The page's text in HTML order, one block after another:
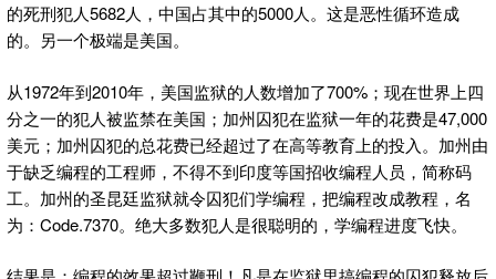
的死刑犯人5682人，中国占其中的5000人。这是恶性循环造成
的。另一个极端是美国。
从1972年到2010年，美国监狱的人数增加了700%；现在世界上四
分之一的犯人被监禁在美国；加州囚犯在监狱一年的花费是47,000
美元；加州囚犯的总花费已经超过了在高等教育上的投入。加州由
于缺乏编程的工程师，不得不到印度等国招收编程人员，简称码
工。加州的圣昆廷监狱就令囚犯们学编程，把编程改成教程，名
为：Code.7370。绝大多数犯人是很聪明的，学编程进度飞快。